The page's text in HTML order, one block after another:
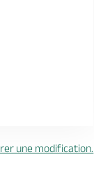
une modification.